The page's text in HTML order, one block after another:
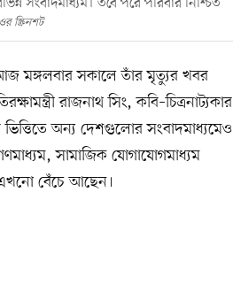
স্ক্রিনশট
মঙ্গলবার সকালে তাঁর মৃত্যুর খবর
রাজনাথ সিং, কবি–চিত্রনাট্যকার
অন্য দেশগুলোর সংবাদমাধ্যমেও
সামাজিক যোগাযোগমাধ্যম
বেঁচে আছেন।